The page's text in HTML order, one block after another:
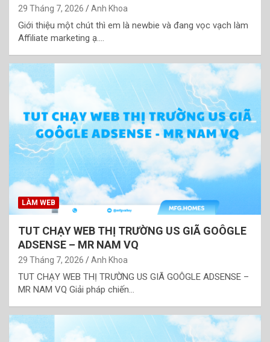
29 Tháng 7, 2026 Anh Khoa
Giới thiệu một chút thì em là newbie và đang vọc vạch làm
Affiliate marketing ạ.…
LÀM WEB
TUT CHẠY WEB THỊ TRƯỜNG US GIÃ GOÔGLE
ADSENSE – MR NAM VQ
29 Tháng 7, 2026 Anh Khoa
TUT CHẠY WEB THỊ TRƯỜNG US GIÃ GOÔGLE ADSENSE –
MR NAM VQ Giải pháp chiến…